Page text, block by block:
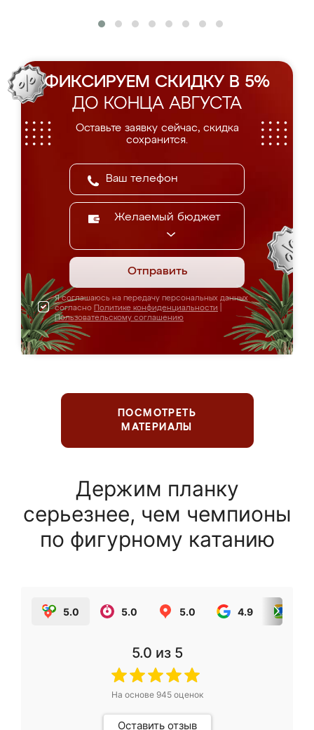
ФИКСИРУЕМ СКИДКУ В 5%
ДО КОНЦА АВГУСТА
Оставьте заявку сейчас, скидка
сохранится.
Желаемый бюджет
Отправить
Я соглашаюсь на передачу персональных данных
согласно Политике конфиденциальности
Пользовательскому соглашению
ПОСМОТРЕТЬ
МАТЕРИАЛЫ
Держим планку
серьезнее, чем чемпионы
по фигурному катанию
5.0 5.0 5.0 4.9
5.0 из 5
На основе 945оценок
Оставить отзыв